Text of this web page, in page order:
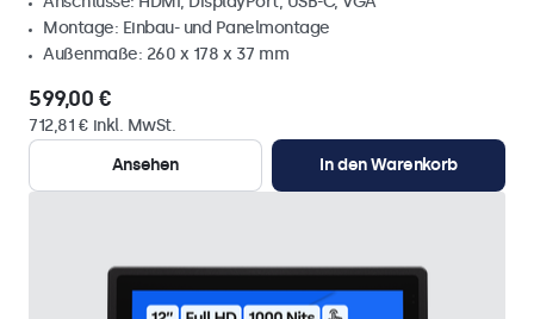
Montage: Einbau- und Panelmontage
Außenmaße: 260 x 178 x 37 mm
599,00 €
712,81 € inkl. MwSt.
Ansehen
In den Warenkorb